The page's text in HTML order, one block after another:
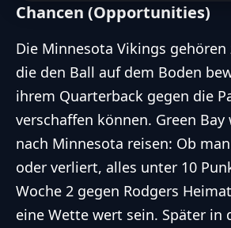
Chancen (Opportunities)
Die Minnesota Vikings gehören
die den Ball auf dem Boden
ihrem Quarterback gegen die
verschaffen können. Green Bay
nach Minnesota reisen: Ob
oder verliert, alles unter 10
Woche 2 gegen Rodgers
eine Wette wert sein. Später in